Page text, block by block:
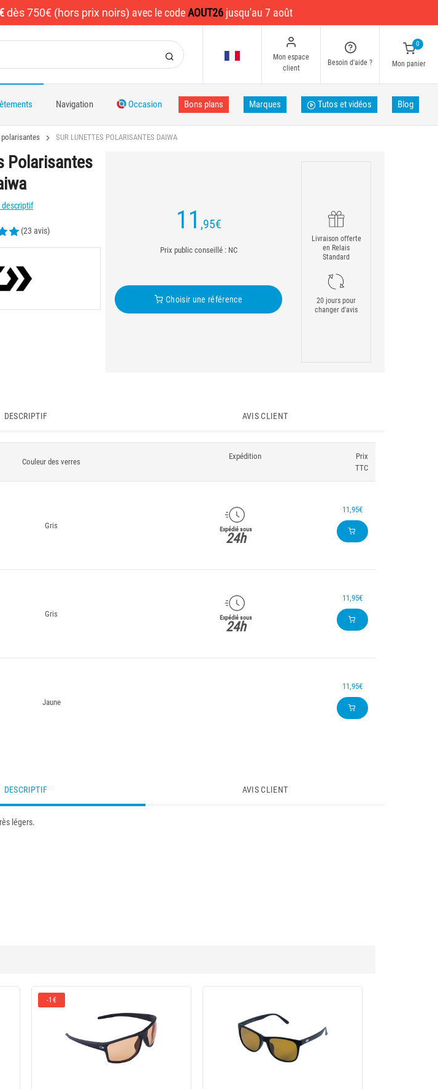
dès 750€ (hors prix noirs) avec le codeAOUT26 jusqu'au 7 août
Mon espace
client
Besoin d'aide ?
0
Mon panier
Navigation Occasion Bons plans Marques Tutos et vidéos Blog
SUR LUNETTES POLARISANTES DAIWA
Polarisantes
descriptif
(23 avis) 11 ,95€
Prix public conseillé : NC
Choisir une référence
Livraison offerte
en Relais
Standard
20 jours pour
changer d'avis
DESCRIPTIF AVIS CLIENT
Couleur des verres
Expédition
Prix
TTC
Gris Expédié sous
24h
11,95€
Gris Expédié sous
24h
11,95€
Jaune
11,95€
DESCRIPTIF AVIS CLIENT
légers.